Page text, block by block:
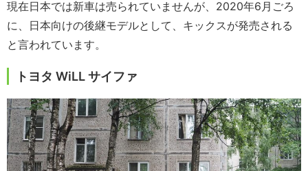
現在日本では新車は売られていませんが、2020年6月ごろ
に、日本向けの後継モデルとして、キックスが発売される
と言われています。
トヨタ WiLL サイファ